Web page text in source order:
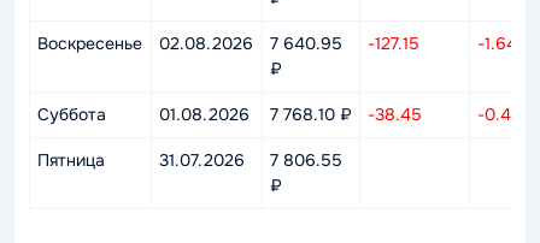
Воскресенье 02.08.2026
7 640.95
₽
-127.15 -1.64%
Суббота 01.08.2026 7 768.10 ₽ -38.45 -0.49%
Пятница 31.07.2026
7 806.55
₽